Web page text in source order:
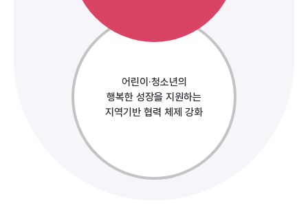
어린이·청소년의
행복한 성장을 지원하는
지역기반 협력 체제 강화